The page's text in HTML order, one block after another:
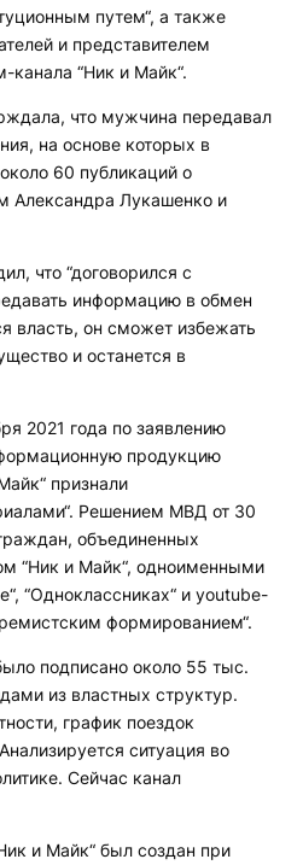
путем“, а также
и представителем
канала “Ник и Майк“.
что мужчина передавал
на основе которых в
60 публикаций о
Александра Лукашенко и
что “договорился с
информацию в обмен
власть, он сможет избежать
и останется в
2021 года по заявлению
продукцию
признали
Решением МВД от 30
объединенных
“Ник и Майк“, одноименными
“Одноклассниках“ и youtube-
формированием“.
подписано около 55 тыс.
из властных структур.
график поездок
ситуация во
Сейчас канал
и Майк“ был создан при